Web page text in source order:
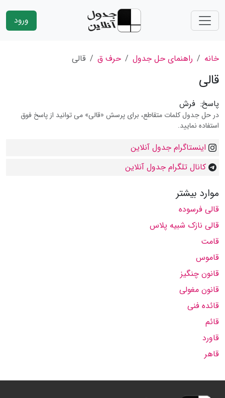
ورود
خانه راهنمای حل جدول حرف ق قالی
قالی
پاسخ: فرش
در حل جدول کلمات متقاطع، برای پرسش «قالی» می توانید از پاسخ فوق
استفاده نمایید.
اینستاگرام جدول آنلاین
کانال تلگرام جدول آنلاین
موارد بیشتر
قالی فرسوده
قالی نازک شبیه پلاس
قامت
قاموس
قانون چنگیز
قانون مغولی
قائده فنی
قائم
قاورد
قاهر